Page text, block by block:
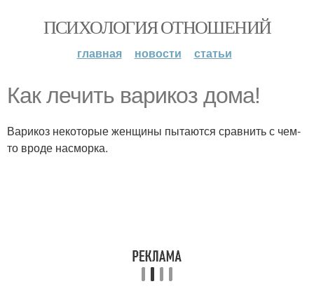
ПСИХОЛОГИЯ ОТНОШЕНИЙ
главная новости статьи
Как лечить варикоз дома!
Варикоз некоторые женщины пытаются сравнить с чем-
то вроде насморка.